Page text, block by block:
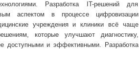
Разработка IT-решений для
аспектом в процессе цифровизации
учреждения и клиники всё чаще
которые улучшают диагностику,
доступными и эффективными. Разработка